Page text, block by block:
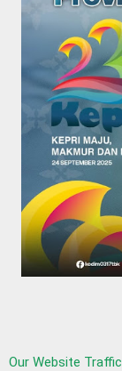
Our Website Traffic